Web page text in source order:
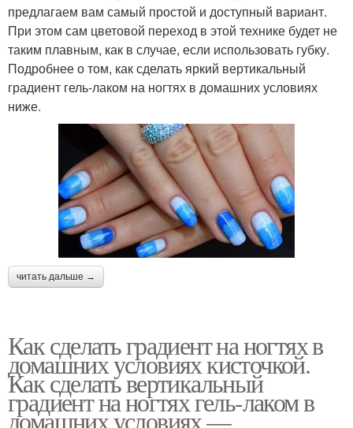
предлагаем вам самый простой и доступный вариант.
При этом сам цветовой переход в этой технике будет не
таким плавным, как в случае, если использовать губку.
Подробнее о том, как сделать яркий вертикальный
градиент гель-лаком на ногтях в домашних условиях
ниже.
читать дальше →
Как сделать градиент на ногтях в
домашних условиях кисточкой.
Как сделать вертикальный
градиент на ногтях гель-лаком в
домашних условиях —